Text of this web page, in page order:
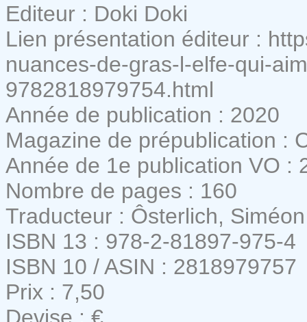
Editeur : Doki Doki
Lien présentation éditeur :
nuances-de-gras-l-elfe-qui-
9782818979754.html
Année de publication : 2020
Magazine de prépublication :
Année de 1e publication VO :
Nombre de pages : 160
Traducteur : Ôsterlich, Siméon
ISBN 13 : 978-2-81897-975-4
ISBN 10 / ASIN : 2818979757
Prix : 7,50